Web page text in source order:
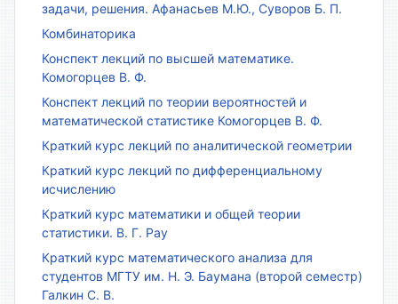
задачи, решения. Афанасьев М.Ю., Суворов Б. П.
Комбинаторика
Конспект лекций по высшей математике.
Комогорцев В. Ф.
Конспект лекций по теории вероятностей и
математической статистике Комогорцев В. Ф.
Краткий курс лекций по аналитической геометрии
Краткий курс лекций по дифференциальному
исчислению
Краткий курс математики и общей теории
статистики. В. Г. Рау
Краткий курс математического анализа для
студентов МГТУ им. Н. Э. Баумана (второй семестр)
Галкин С. В.